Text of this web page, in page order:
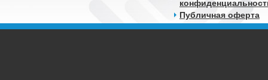
Публичная оферта